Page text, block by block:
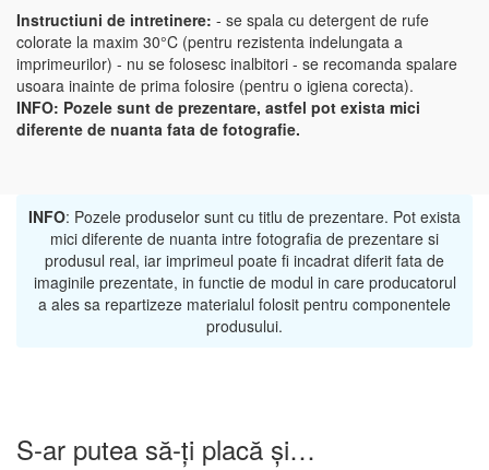
Instructiuni de intretinere: - se spala cu detergent de rufe
colorate la maxim 30°C (pentru rezistenta indelungata a
imprimeurilor) - nu se folosesc inalbitori - se recomanda spalare
usoara inainte de prima folosire (pentru o igiena corecta).
INFO: Pozele sunt de prezentare, astfel pot exista mici
diferente de nuanta fata de fotografie.
INFO: Pozele produselor sunt cu titlu de prezentare. Pot exista
mici diferente de nuanta intre fotografia de prezentare si
produsul real, iar imprimeul poate fi incadrat diferit fata de
imaginile prezentate, in functie de modul in care producatorul
a ales sa repartizeze materialul folosit pentru componentele
produsului.
S-ar putea să-ți placă și…